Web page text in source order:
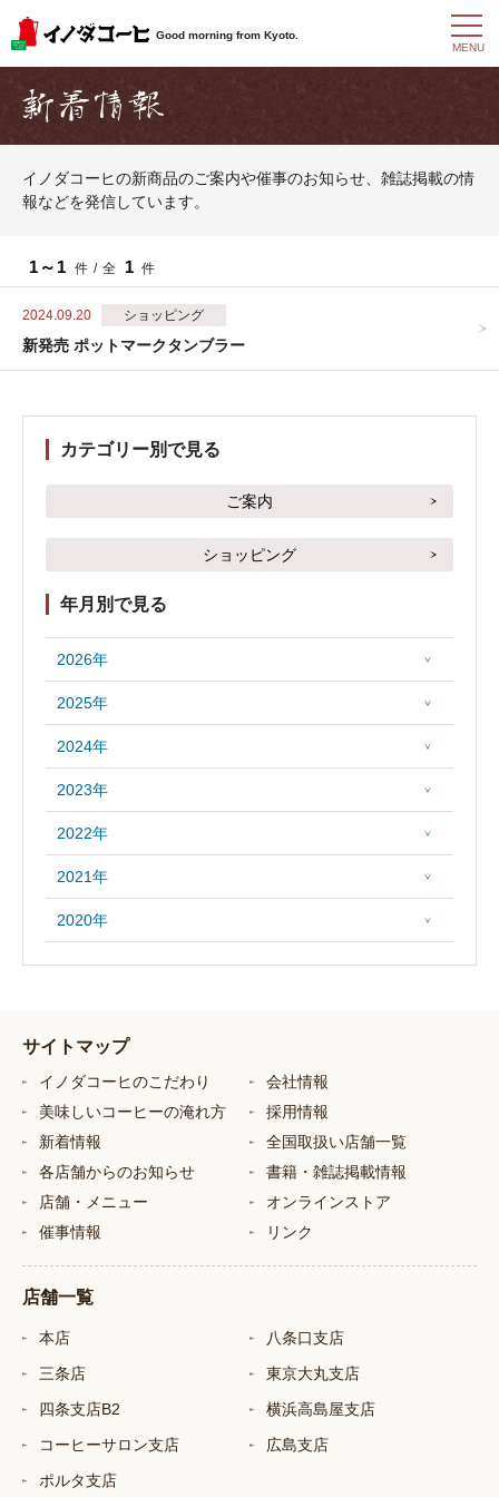
Good morning from Kyoto.
t
o
n
v
i
MENU
イノダコーヒの新商品のご案内や催事のお知らせ、雑誌掲載の情
報などを発信しています。
1～1 件 / 全 1 件
2024.09.20 ショッピング
新発売 ポットマークタンブラー
カテゴリー別で見る
ご案内
ショッピング
年月別で見る
2026年
2025年
2024年
2023年
2022年
2021年
2020年
サイトマップ
イノダコーヒのこだわり
美味しいコーヒーの淹れ方
新着情報
各店舗からのお知らせ
店舗・メニュー
催事情報
会社情報
採用情報
全国取扱い店舗一覧
書籍・雑誌掲載情報
オンラインストア
リンク
店舗一覧
本店
三条店
四条支店B2
コーヒーサロン支店
ポルタ支店
八条口支店
東京大丸支店
横浜高島屋支店
広島支店